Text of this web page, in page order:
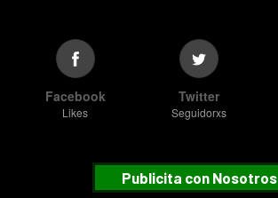
Facebook
Likes
Twitter
Seguidorxs
Publicita con Nosotros